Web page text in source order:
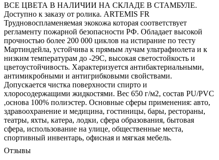
ВСЕ ЦВЕТА В НАЛИЧИИ НА СКЛАДЕ В СТАМБУЛЕ.
Доступно к заказу от ролика. ARTEMIS FR
Трудновоспламеняемая экокожа которая соответствует
регламенту пожарной безопасности РФ. Обладает высокой
прочностью более 200 000 циклов на истирание по тесту
Мартиндейла, устойчива к прямым лучам ультрафиолета и к
низким температурам до -29C, высокая светостойкость и
цветоустойчивость. Характеризуется антибактериальными,
антимикробными и антигрибковыми свойствами.
Допускается чистка поверхности спирто и
хлоросодержащими жидкостями. Вес 650 г/м2, состав PU/PVC
,основа 100% полиэстер. Основные сферы применения: авто,
здравоохранение и медицина, гостиницы, бары, рестораны,
театры, яхты, катера, лодки, сфера образования, бытовая
сфера, использование на улице, общественные места,
спортивный инвентарь, офисная и мягкая мебель.
Отзывы